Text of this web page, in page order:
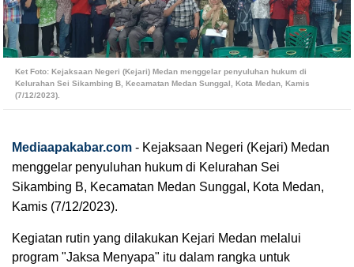
Ket Foto: Kejaksaan Negeri (Kejari) Medan menggelar penyuluhan hukum di
Kelurahan Sei Sikambing B, Kecamatan Medan Sunggal, Kota Medan, Kamis
(7/12/2023).
Mediaapakabar.com - Kejaksaan Negeri (Kejari) Medan
menggelar penyuluhan hukum di Kelurahan Sei
Sikambing B, Kecamatan Medan Sunggal, Kota Medan,
Kamis (7/12/2023).
Kegiatan rutin yang dilakukan Kejari Medan melalui
program "Jaksa Menyapa" itu dalam rangka untuk